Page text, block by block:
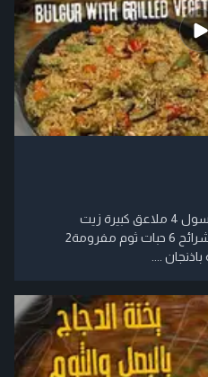
المقادير: 2 كوب برغل خشن مغسول 4 ملاعق كبيرة زيت
زيتون 1 حبة بصل كبيرة مقطعة شرائح 6 حبات ثوم مفرومة2